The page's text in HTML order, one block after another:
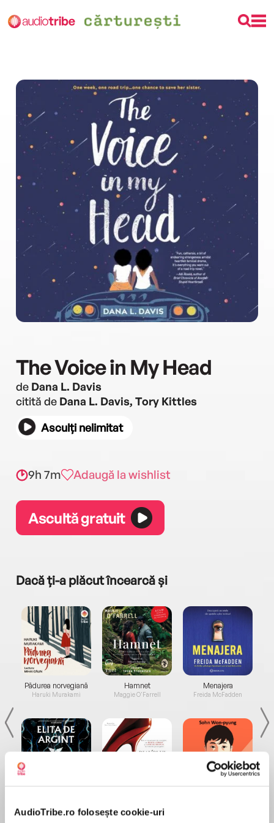
AudioTribe.ro folosește cookie-uri
The Voice in My Head
de Dana L. Davis
citită de Dana L. Davis, Tory Kittles
Asculți nelimitat
9h 7m Adaugă la wishlist
Ascultă gratuit
Dacă ți-a plăcut încearcă și
Pădurea norvegiană
Haruki Murakami
de...
Dani Francis
Hamnet
Maggie O'Farrell
la...
Lauren Weisberger
Menajera
Freida McFadden